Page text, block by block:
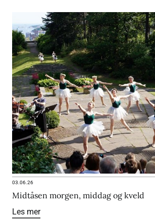
03.06.26
Midtåsen morgen, middag og kveld
Les mer